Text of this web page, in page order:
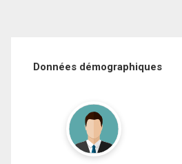
Données démographiques